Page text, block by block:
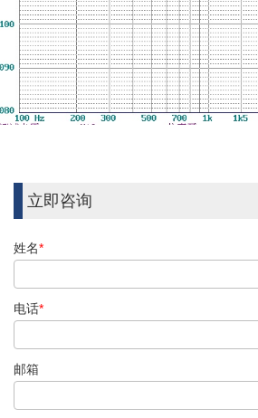
立即咨询
姓名*
电话*
邮箱